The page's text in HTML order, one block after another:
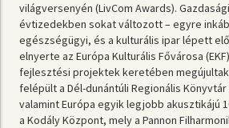
világversenyén (LivCom Awards).
évtizedekben sokat változott – egyre
egészségügyi, és a kulturális ipar lépett
elnyerte az Európa Kulturális Fővárosa
fejlesztési projektek keretében
felépült a Dél-dunántúli Regionális
valamint Európa egyik legjobb akusztikájú
a Kodály Központ, mely a Pannon